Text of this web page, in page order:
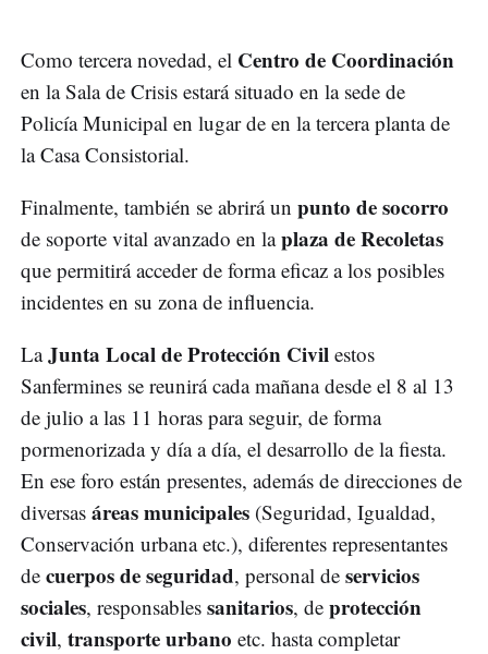
Como tercera novedad, el Centro de Coordinación
en la Sala de Crisis estará situado en la sede de
Policía Municipal en lugar de en la tercera planta de
la Casa Consistorial.
Finalmente, también se abrirá un punto de socorro
de soporte vital avanzado en laplaza de Recoletas
que permitirá acceder de forma eficaz a los posibles
incidentes en su zona de influencia.
LaJunta Local de Protección Civil estos
Sanfermines se reunirá cada mañana desde el 8 al 13
de julio a las 11 horas para seguir, de forma
pormenorizada y día a día, el desarrollo de la fiesta.
En ese foro están presentes, además de direcciones de
diversas áreas municipales (Seguridad, Igualdad,
Conservación urbana etc.), diferentes representantes
de cuerpos de seguridad, personal de servicios
sociales, responsables sanitarios, de protección
civil, transporte urbano etc. hasta completar